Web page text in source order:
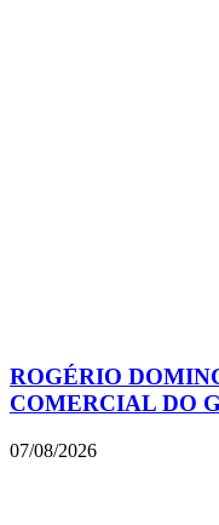
ROGÉRIO
COMERCIAL DO
07/08/2026